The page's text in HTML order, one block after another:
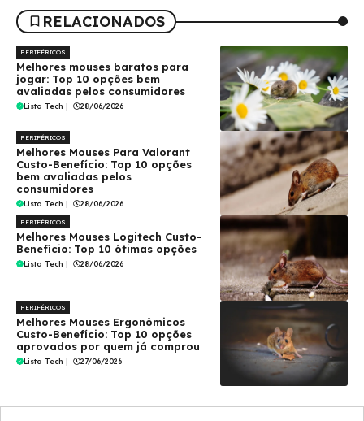
RELACIONADOS
PERIFÉRICOS
Melhores mouses baratos para
jogar: Top 10 opções bem
avaliadas pelos consumidores
Lista Tech | 28/06/2026
PERIFÉRICOS
Melhores Mouses Para Valorant
Custo-Benefício: Top 10 opções
bem avaliadas pelos
consumidores
Lista Tech | 28/06/2026
PERIFÉRICOS
Melhores Mouses Logitech Custo-
Benefício: Top 10 ótimas opções
Lista Tech | 28/06/2026
PERIFÉRICOS
Melhores Mouses Ergonômicos
Custo-Benefício: Top 10 opções
aprovados por quem já comprou
Lista Tech | 27/06/2026